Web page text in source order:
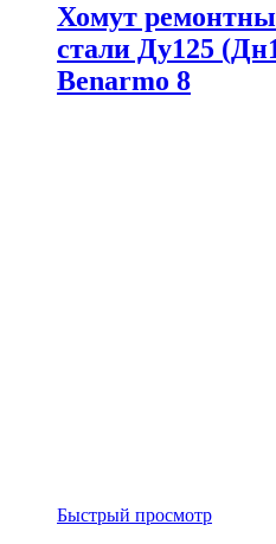
Хомут
стали Ду125
Benarmo 8
Быстрый просмотр